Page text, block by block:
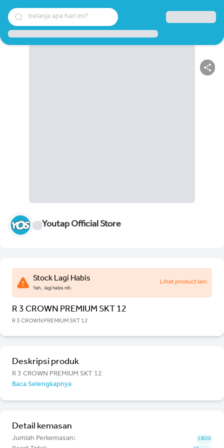
belanja apa hari ini?
Youtap Official Store
Stock Lagi Habis
Yah.. lagi habis nih.
Lihat product lain
R 3 CROWN PREMIUM SKT 12
R 3 CROWN PREMIUM SKT 12
Deskripsi produk
R 3 CROWN PREMIUM SKT 12
Baca Selengkapnya
Detail kemasan
Jumlah Perkemasan: 1 BOX